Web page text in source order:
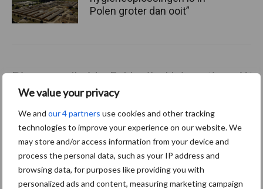
We value your privacy
We and our 4 partners use cookies and other tracking
technologies to improve your experience on our website. We
may store and/or access information from your device and
process the personal data, such as your IP address and
browsing data, for purposes like providing you with
personalized ads and content, measuring marketing campaign
Polen groter dan ooit”
Diergezondheid Fokkerij Huisvesting
Afrikaanse
varkenspest
Brachyspira